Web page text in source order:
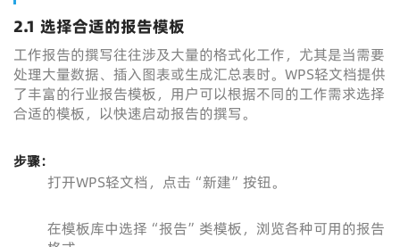
2.1 选择合适的报告模板
工作报告的撰写往往涉及大量的格式化工作，尤其是当需要
处理大量数据、插入图表或生成汇总表时。WPS轻文档提供
了丰富的行业报告模板，用户可以根据不同的工作需求选择
合适的模板，以快速启动报告的撰写。
步骤：
打开WPS轻文档，点击“新建”按钮。
在模板库中选择“报告”类模板，浏览各种可用的报告